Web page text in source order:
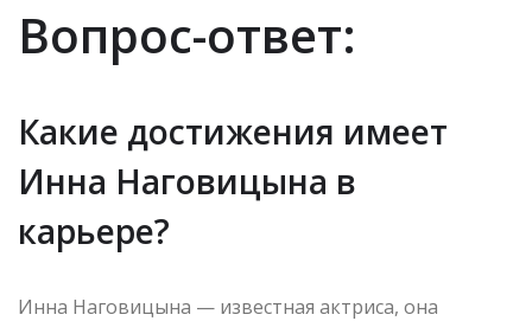
Вопрос-ответ:
Какие достижения имеет
Инна Наговицына в
карьере?
Инна Наговицына — известная актриса, она